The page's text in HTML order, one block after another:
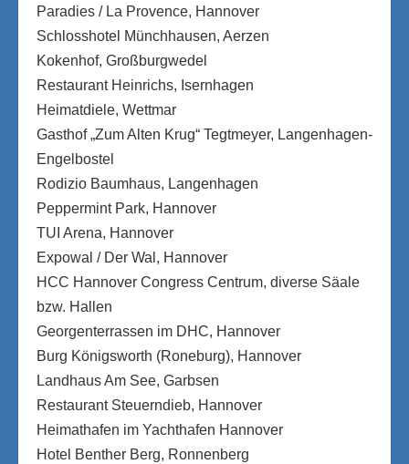
Paradies / La Provence, Hannover
Schlosshotel Münchhausen, Aerzen
Kokenhof, Großburgwedel
Restaurant Heinrichs, Isernhagen
Heimatdiele, Wettmar
Gasthof „Zum Alten Krug“ Tegtmeyer, Langenhagen-
Engelbostel
Rodizio Baumhaus, Langenhagen
Peppermint Park, Hannover
TUI Arena, Hannover
Expowal / Der Wal, Hannover
HCC Hannover Congress Centrum, diverse Säale
bzw. Hallen
Georgenterrassen im DHC, Hannover
Burg Königsworth (Roneburg), Hannover
Landhaus Am See, Garbsen
Restaurant Steuerndieb, Hannover
Heimathafen im Yachthafen Hannover
Hotel Benther Berg, Ronnenberg